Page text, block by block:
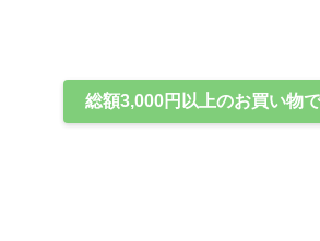
総額3,000円以上のお買い物